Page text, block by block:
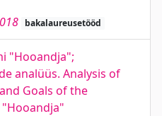
bakalaureusetööd
"Hooandja";
analüüs. Analysis of
Goals of the